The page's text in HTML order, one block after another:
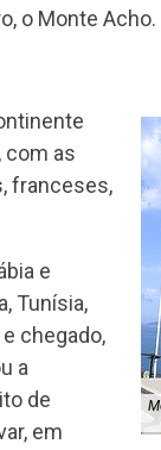
o Monte
com as
franceses,
e
Tunísia,
chegado,
a
de
em